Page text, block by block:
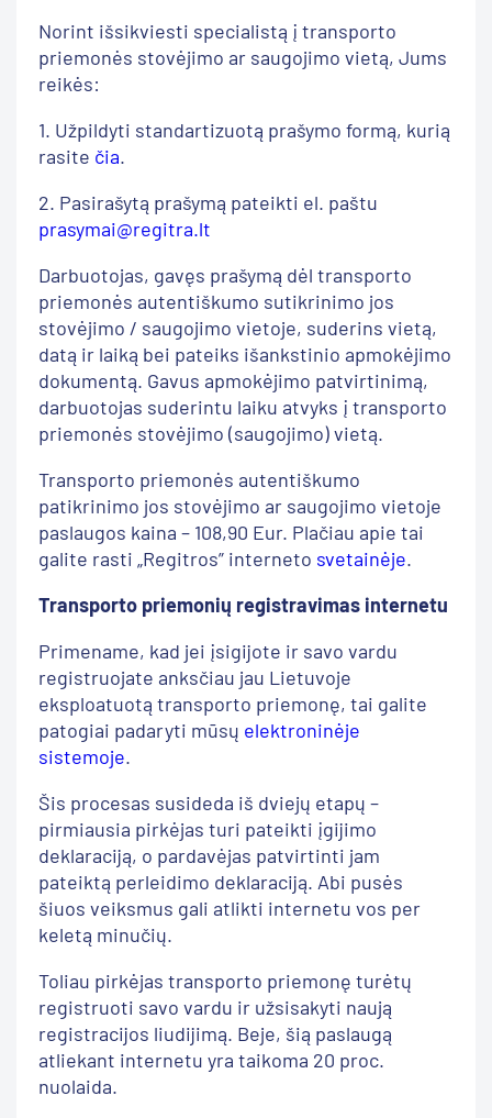
Norint išsikviesti specialistą į transporto
priemonės stovėjimo ar saugojimo vietą, Jums
reikės:
1. Užpildyti standartizuotą prašymo formą, kurią
rasite čia.
2. Pasirašytą prašymą pateikti el. paštu
prasymai@regitra.lt
Darbuotojas, gavęs prašymą dėl transporto
priemonės autentiškumo sutikrinimo jos
stovėjimo / saugojimo vietoje, suderins vietą,
datą ir laiką bei pateiks išankstinio apmokėjimo
dokumentą. Gavus apmokėjimo patvirtinimą,
darbuotojas suderintu laiku atvyks į transporto
priemonės stovėjimo (saugojimo) vietą.
Transporto priemonės autentiškumo
patikrinimo jos stovėjimo ar saugojimo vietoje
paslaugos kaina – 108,90 Eur. Plačiau apie tai
galite rasti „Regitros” interneto svetainėje.
Transporto priemonių registravimas internetu
Primename, kad jei įsigijote ir savo vardu
registruojate anksčiau jau Lietuvoje
eksploatuotą transporto priemonę, tai galite
patogiai padaryti mūsų elektroninėje
sistemoje.
Šis procesas susideda iš dviejų etapų –
pirmiausia pirkėjas turi pateikti įgijimo
deklaraciją, o pardavėjas patvirtinti jam
pateiktą perleidimo deklaraciją. Abi pusės
šiuos veiksmus gali atlikti internetu vos per
keletą minučių.
Toliau pirkėjas transporto priemonę turėtų
registruoti savo vardu ir užsisakyti naują
registracijos liudijimą. Beje, šią paslaugą
atliekant internetu yra taikoma 20 proc.
nuolaida.